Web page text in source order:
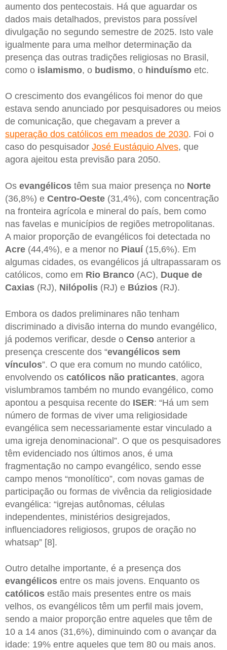
aumento dos pentecostais. Há que aguardar os
dados mais detalhados, previstos para possível
divulgação no segundo semestre de 2025. Isto vale
igualmente para uma melhor determinação da
presença das outras tradições religiosas no Brasil,
como o islamismo, o budismo, o hinduísmo etc.
O crescimento dos evangélicos foi menor do que
estava sendo anunciado por pesquisadores ou meios
de comunicação, que chegavam a prever a
superação dos católicos em meados de 2030. Foi o
caso do pesquisador José Eustáquio Alves, que
agora ajeitou esta previsão para 2050.
Os evangélicos têm sua maior presença no Norte
(36,8%) e Centro-Oeste (31,4%), com concentração
na fronteira agrícola e mineral do país, bem como
nas favelas e municípios de regiões metropolitanas.
A maior proporção de evangélicos foi detectada no
Acre (44,4%), e a menor no Piauí (15,6%). Em
algumas cidades, os evangélicos já ultrapassaram os
católicos, como em Rio Branco (AC), Duque de
Caxias (RJ), Nilópolis (RJ) e Búzios (RJ).
Embora os dados preliminares não tenham
discriminado a divisão interna do mundo evangélico,
já podemos verificar, desde o Censo anterior a
presença crescente dos “evangélicos sem
vínculos”. O que era comum no mundo católico,
envolvendo os católicos não praticantes, agora
vislumbramos também no mundo evangélico, como
apontou a pesquisa recente do ISER: “Há um sem
número de formas de viver uma religiosidade
evangélica sem necessariamente estar vinculado a
uma igreja denominacional”. O que os pesquisadores
têm evidenciado nos últimos anos, é uma
fragmentação no campo evangélico, sendo esse
campo menos “monolítico”, com novas gamas de
participação ou formas de vivência da religiosidade
evangélica: “igrejas autônomas, células
independentes, ministérios desigrejados,
influenciadores religiosos, grupos de oração no
whatsap” [8].
Outro detalhe importante, é a presença dos
evangélicos entre os mais jovens. Enquanto os
católicos estão mais presentes entre os mais
velhos, os evangélicos têm um perfil mais jovem,
sendo a maior proporção entre aqueles que têm de
10 a 14 anos (31,6%), diminuindo com o avançar da
idade: 19% entre aqueles que tem 80 ou mais anos.